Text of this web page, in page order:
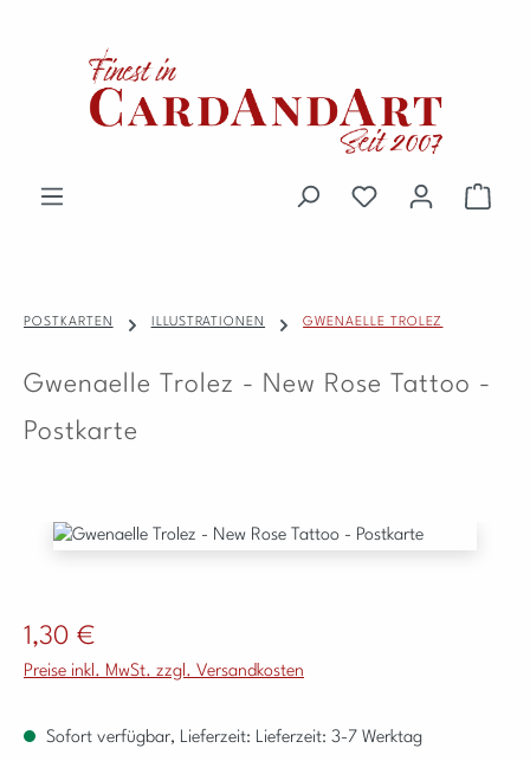
Du hast 0 Produkte
POSTKARTEN ILLUSTRATIONEN GWENAELLE TROLEZ
Gwenaelle Trolez - New Rose Tattoo -
Postkarte
Bildergalerie überspringen
Regulärer Preis:
1,30 €
Preise inkl. MwSt. zzgl. Versandkosten
Sofort verfügbar, Lieferzeit: Lieferzeit: 3-7 Werktag